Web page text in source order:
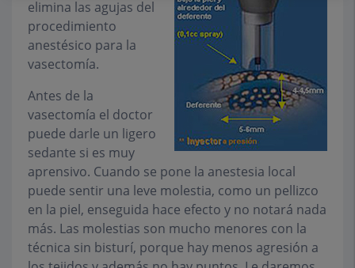
elimina las agujas del
procedimiento
anestésico para la
vasectomía.
Antes de la
vasectomía el doctor
puede darle un ligero
sedante si es muy
aprensivo. Cuando se pone la anestesia local
puede sentir una leve molestia, como un pellizco
en la piel, enseguida hace efecto y no notará nada
más. Las molestias son mucho menores con la
técnica sin bisturí, porque hay menos agresión a